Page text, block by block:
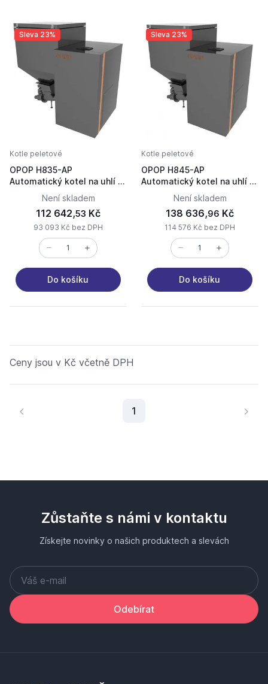
Sleva 23%
Kotle peletové
OPOP H835-AP
Automatický kotel na uhlí a
pelety 573333
Není skladem
112 642,53 Kč
93 093 Kč bez DPH
Do košíku
Sleva 23%
Kotle peletové
OPOP H845-AP
Automatický kotel na uhlí a
pelety 573334
Není skladem
138 636,96 Kč
114 576 Kč bez DPH
Do košíku
Ceny jsou v Kč včetně DPH
1
Zůstaňte s námi v kontaktu
Získejte novinky o našich produktech a slevách
Odebírat